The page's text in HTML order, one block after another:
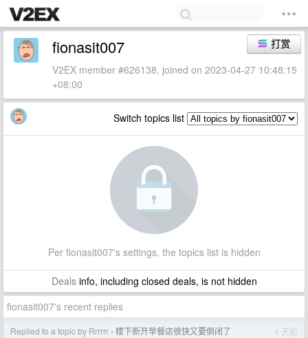
打赏
fionasit007
V2EX member #626138, joined on 2023-04-27 10:48:15
+08:00
Switch topics list
Per fionasit007's settings, the topics list is hidden
Dealsinfo, including closed deals, is not hidden
fionasit007's recent replies
Replied to a topic by Rrrrrr › 楼下新开早餐店很快又要倒闭了 1 天前